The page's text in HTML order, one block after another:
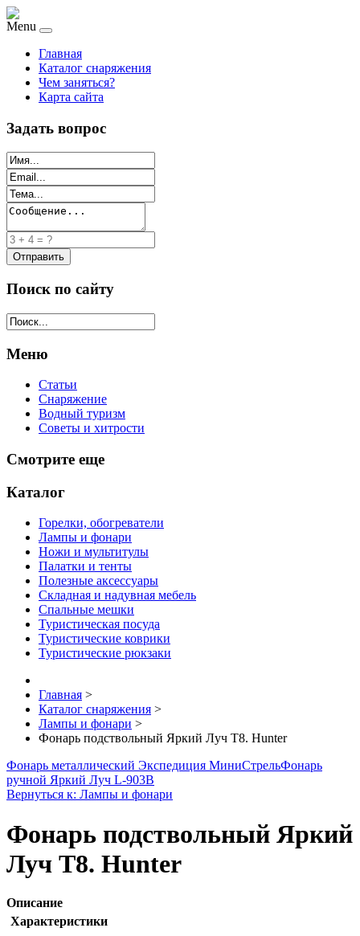
Menu
Главная
Каталог снаряжения
Чем заняться?
Карта сайта
Задать вопрос
Поиск по сайту
Меню
Статьи
Снаряжение
Водный туризм
Советы и хитрости
Смотрите еще
Каталог
Горелки, обогреватели
Лампы и фонари
Ножи и мультитулы
Палатки и тенты
Полезные аксессуары
Складная и надувная мебель
Спальные мешки
Туристическая посуда
Туристические коврики
Туристические рюкзаки
Главная >
Каталог снаряжения >
Лампы и фонари >
Фонарь подствольный Яркий Луч T8. Hunter
Фонарь металлический Экспедиция МиниСтрельФонарь
ручной Яркий Луч L-903B
Вернуться к: Лампы и фонари
Фонарь подствольный Яркий
Луч T8. Hunter
Описание
Характеристики